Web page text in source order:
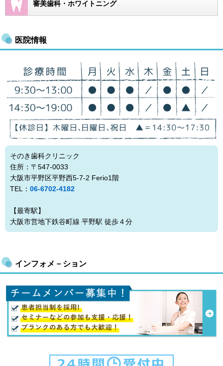
審美歯科・ホワイトニング
医院情報
そのき歯科クリニック
住所：〒547-0033
大阪市平野区平野西5-7-2 Ferio1階
TEL： 06-6702-4182
【最寄駅】
大阪市営地下鉄谷町線 平野駅 徒歩４分
インフォメ－ション